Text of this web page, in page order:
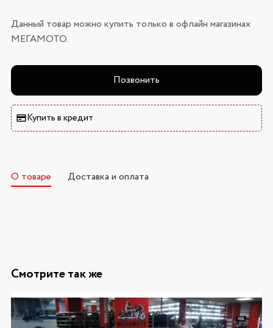
Данный товар можно купить только в офлайн магазинах
МЕГАМОТО.
Позвонить
Купить в кредит
О товаре Доставка и оплата
Смотрите так же